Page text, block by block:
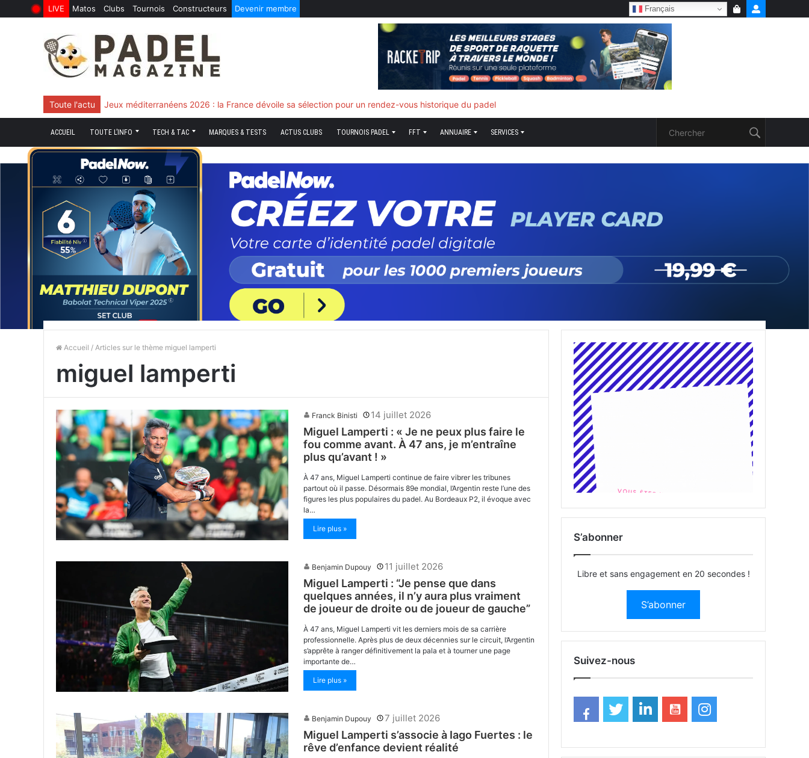
LIVE Matos Clubs Tournois Constructeurs Devenir membre Français
Toute l'actu Chingotto, ciblé tout le match mais décisif quand tout bascule
ACCUEIL TOUTE L’INFO
6 Août 2026
TECH & TAC
10 Juin 2026
MARQUES & TESTS ACTUS CLUBS TOURNOIS PADEL FFT ANNUAIRE SERVICES
Accueil / Articles sur le thème miguel lamperti
miguel lamperti
Franck Binisti 14 juillet 2026
Miguel Lamperti : « Je ne peux plus faire le
fou comme avant. À 47 ans, je m’entraîne
plus qu’avant ! »
À 47 ans, Miguel Lamperti continue de faire vibrer les tribunes
partout où il passe. Désormais 89e mondial, l’Argentin reste l’une des
figures les plus populaires du padel. Au Bordeaux P2, il évoque avec
la…
Lire plus »
Benjamin Dupouy 11 juillet 2026
Miguel Lamperti : “Je pense que dans
quelques années, il n’y aura plus vraiment
de joueur de droite ou de joueur de gauche”
À 47 ans, Miguel Lamperti vit les derniers mois de sa carrière
professionnelle. Après plus de deux décennies sur le circuit, l’Argentin
s’apprête à ranger définitivement la pala et à tourner une page
importante de…
Lire plus »
Benjamin Dupouy 7 juillet 2026
Miguel Lamperti s’associe à Iago Fuertes : le
rêve d’enfance devient réalité
S’abonner
Libre et sans engagement en 20 secondes !
S’abonner
Suivez-nous